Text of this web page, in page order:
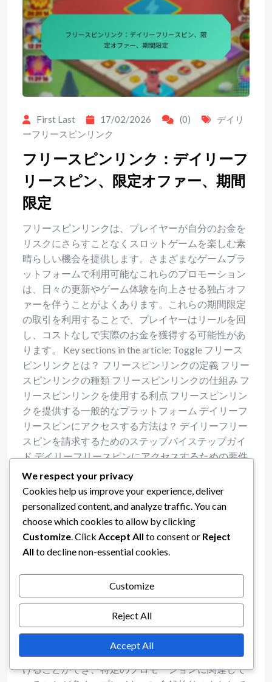
First Last 17/02/2026 (0)
デイリ
ーフリースピンリンク
フリースピンリンク：デイリーフ
リースピン、限定オファー、期間
限定
フリースピンリンクは、プレイヤーが自分のお金を
リスクにさらすことなくスロットゲームを楽しむ素
晴らしい機会を提供します。さまざまなゲームプラ
ットフォームで利用可能なこれらのプロモーション
は、日々の更新やゲーム体験を向上させる独占オフ
ァーを伴うことがよくあります。これらの期間限定
の取引を利用することで、プレイヤーはリールを回
し、コストなしで実際のお金を獲得する可能性があ
ります。 Key sections in the article: Toggle フリース
ピンリンクとは？ フリースピンリンクの定義 フリー
スピンリンクの種類 フリースピンリンクの仕組み フ
リースピンリンクを使用する利点 フリースピンリン
クを提供する一般的なプラットフォーム デイリーフ
リースピンにアクセスする方法は？ デイリーフリー
スピンを請求するためのステップバイステップガイ
ド デイリーフリースピンにアクセスするための要件
デイリーフリースピンを最大限に活用するためのベ
ストプラクティス 独占フリースピンオファーとは？
独占フリースピンオファーの定義 独占フリースピン
オファーを見つける方法 プラットフォーム間での独
占オファーの比較 期間限定フリースピンオファーと
は？ 期間限定オファーの特徴 期間限定フリースピン
戦略 フリースピンの利用規約とは？ フリースピンに
関連する一般的な条件 フリースピンリンクとは？ フ
リースピンリンクは、プレイヤーが自分のお金を賭
けることなくスロットゲームのリールを回すことを
可能にするプロモーションオファーです。これらの
リンクはさまざまなゲームプラットフォームで見つ
けることができ、特定のプロモーションに関連して
We respect your privacy
Cookies help us improve your experience, deliver
personalized content, and analyze traffic. You can
choose which cookies to allow by clicking
Customize . Click Accept All to consent or Reject
All to decline non-essential cookies.
Customize
Reject All
Accept All